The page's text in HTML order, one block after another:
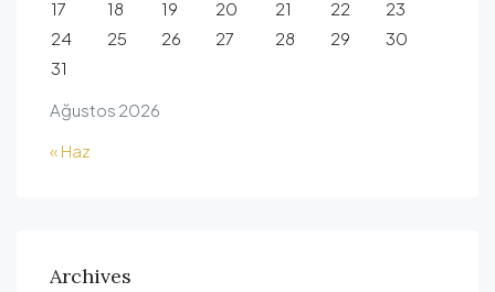
Ağustos 2026
17
18 19 20 21 22
23
24
25 26 27 28 29
30
31
« Haz
Archives